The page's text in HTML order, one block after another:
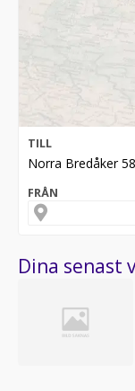
TILL
Norra Bredåker
FRÅN
Dina senast